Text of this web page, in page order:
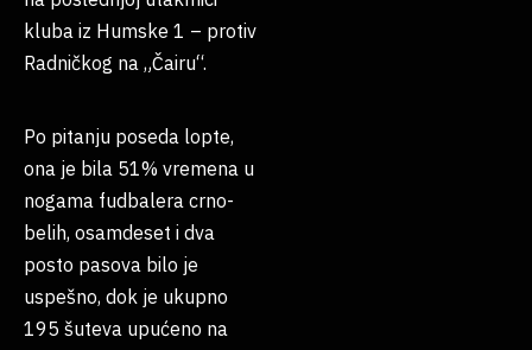
kluba iz Humske 1 – protiv
Radničkog na „Čairu“.
Po pitanju poseda lopte,
ona je bila 51% vremena u
nogama fudbalera crno-
belih, osamdeset i dva
posto pasova bilo je
uspešno, dok je ukupno
195 šuteva upućeno na